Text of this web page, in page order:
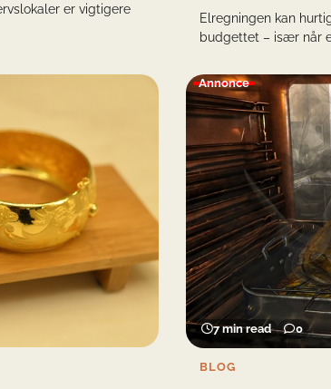
er vigtigere
Elregningen kan
budgettet – især når
Annonce
7 min read 0
BLOG